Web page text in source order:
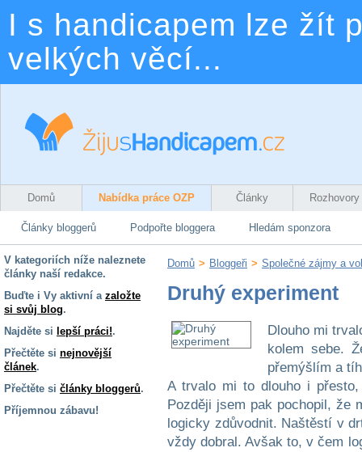
I s handicapem lze žít
velkých věcí...
Domů Nabídka práce OZP Články Rozhovory
Články bloggerů Podpořte bloggera Hledám sponzora
V kategoriích níže naleznete
články naší redakce.
Buďte i Vy aktivní a založte
si svůj blog.
Najděte si lepší práci!.
Přečtěte si nejnovější
článek.
Přečtěte si články bloggerů.
Příjemnou zábavu!
Domů > Bloggeři > Společné zájmy a
Druhý experiment
Dlouho mi
kolem sebe.
přemýšlím a
A trvalo mi to dlouho i
Později jsem pak pochopil, že
logicky zdůvodnit. Naštěstí v
vždy dobral. Avšak to, v čem